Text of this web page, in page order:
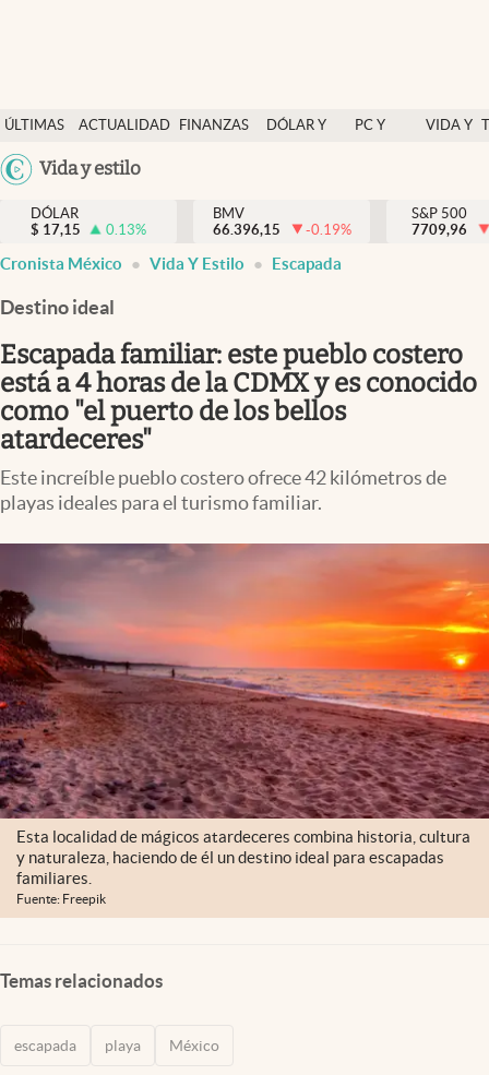
ÚLTIMAS
NOTICIAS
ACTUALIDAD
FINANZAS
DÓLAR Y
PC Y
VIDA Y
México
Vida y estilo
Actualidad
Finanzas y economía
Dólar y mercados
Pc y celular
Vida y estilo
Clima
Espiritualidad
abre en nueva pestaña
México
DÓLAR
$ 17,15 0.13%
BMV
66.396,15
-0.19%
S&P 500
7709,96
Cronista México Vida Y Estilo Escapada
Destino ideal
Escapada familiar: este pueblo costero
está a 4 horas de la CDMX y es conocido
como "el puerto de los bellos
atardeceres"
Este increíble pueblo costero ofrece 42 kilómetros de
playas ideales para el turismo familiar.
Esta localidad de mágicos atardeceres combina historia, cultura
y naturaleza, haciendo de él un destino ideal para escapadas
familiares.
Fuente: Freepik
Temas relacionados
escapada playa México